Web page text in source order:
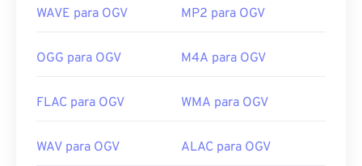
https://en.wikipedia.org/wiki/Ogg
WAVE para OGV MP2 para OGV
OGG para OGV M4A para OGV
FLAC para OGV WMA para OGV
WAV para OGV ALAC para OGV